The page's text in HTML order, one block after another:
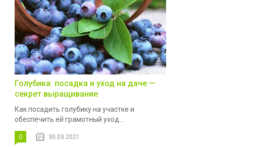
Голубика: посадка и уход на даче —
секрет выращивание
Как посадить голубику на участке и
обеспечить ей грамотный уход...
0 30.03.2021